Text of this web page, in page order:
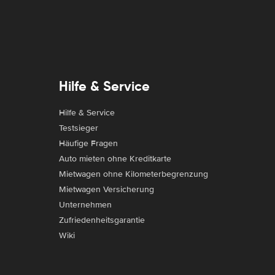
Hilfe & Service
Hilfe & Service
Testsieger
Häufige Fragen
Auto mieten ohne Kreditkarte
Mietwagen ohne Kilometerbegrenzung
Mietwagen Versicherung
Unternehmen
Zufriedenheitsgarantie
Wiki